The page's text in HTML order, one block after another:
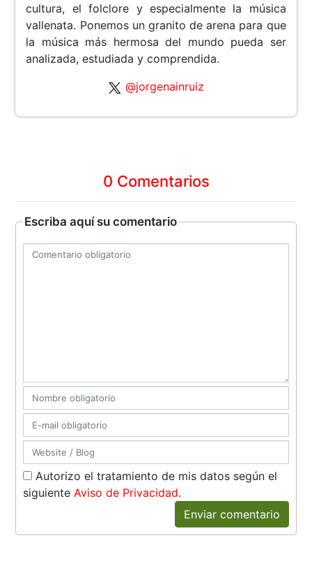
cultura, el folclore y especialmente la música
vallenata. Ponemos un granito de arena para que
la música más hermosa del mundo pueda ser
analizada, estudiada y comprendida.
@jorgenainruiz
0 Comentarios
Escriba aquí su comentario
Autorizo el tratamiento de mis datos según el
siguienteAviso de Privacidad.
Enviar comentario